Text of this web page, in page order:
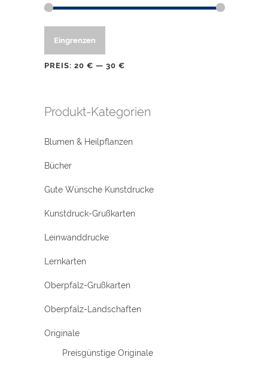
Eingrenzen
PREIS: 20 € — 30 €
Produkt-Kategorien
Blumen & Heilpflanzen
Bücher
Gute Wünsche Kunstdrucke
Kunstdruck-Grußkarten
Leinwanddrucke
Lernkarten
Oberpfalz-Grußkarten
Oberpfalz-Landschaften
Originale
Preisgünstige Originale